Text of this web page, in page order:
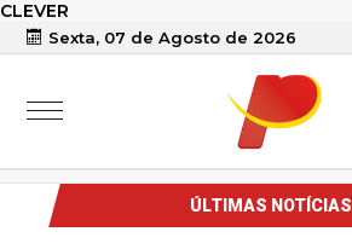
CLEVER
Sexta, 07 de Agosto de 2026
ÚLTIMAS NOTÍCIAS